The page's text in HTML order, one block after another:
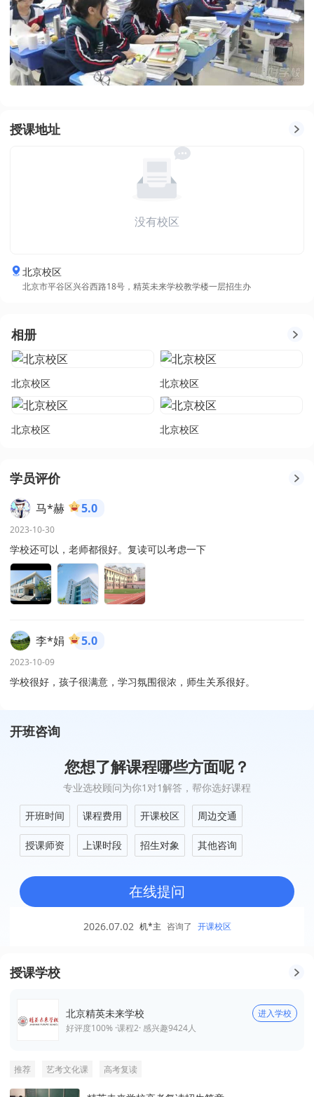
授课地址
没有校区
北京校区
北京市平谷区兴谷西路18号，精英未来学校教学楼一层招生办
相册
北京校区 北京校区
北京校区 北京校区
学员评价
马*赫 5.0
2023-10-30
学校还可以，老师都很好。复读可以考虑一下
李*娟 5.0
2023-10-09
学校很好，孩子很满意，学习氛围很浓，师生关系很好。
开班咨询
您想了解课程哪些方面呢？
专业选校顾问为你1对1解答，帮你选好课程
开班时间 课程费用 开课校区 周边交通
授课师资 上课时段 招生对象 其他咨询
在线提问
2026.07.02 机*主 咨询了 开课校区
授课学校
北京精英未来学校
进入学校
好评度100% ·课程2· 感兴趣9424人
推荐 艺考文化课 高考复读